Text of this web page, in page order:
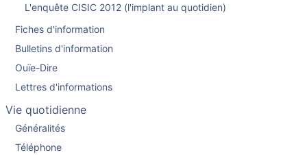
L'enquête CISIC 2012 (l'implant au quotidien)
Fiches d'information
Bulletins d'information
Ouïe-Dire
Lettres d'informations
Vie quotidienne
Généralités
Téléphone